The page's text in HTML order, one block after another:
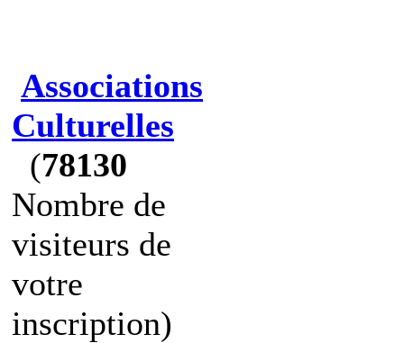
Associations
Culturelles
(78130
Nombre de
visiteurs de
votre
inscription)